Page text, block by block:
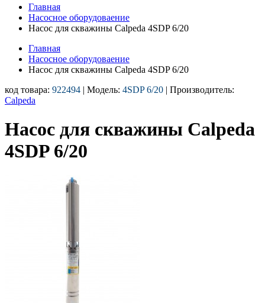
Главная
Насосное оборудоваение
Насос для скважины Calpeda 4SDP 6/20
Главная
Насосное оборудоваение
Насос для скважины Calpeda 4SDP 6/20
код товара: 922494 | Модель: 4SDP 6/20 | Производитель:
Calpeda
Насос для скважины Calpeda
4SDP 6/20